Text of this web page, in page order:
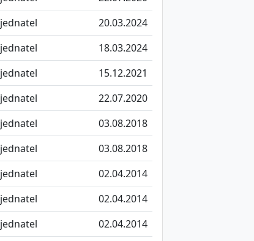
jednatel
20.03.2024
jednatel
18.03.2024
jednatel
15.12.2021
jednatel
22.07.2020
jednatel
03.08.2018
jednatel
03.08.2018
jednatel
02.04.2014
jednatel
02.04.2014
jednatel
02.04.2014